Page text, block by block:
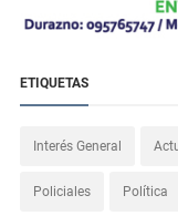
ETIQUETAS
Interés General
Policiales Política